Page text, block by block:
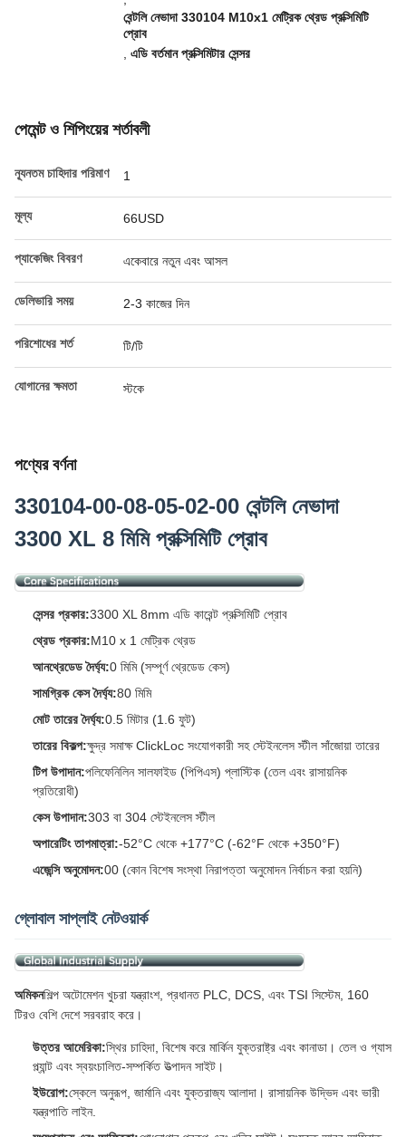
বেন্টলি নেভাদা 330104 M10x1 মেট্রিক থ্রেড প্রক্সিমিটি
প্রোব
এডি বর্তমান প্রক্সিমিটার সেন্সর
পেমেন্ট ও শিপিংয়ের শর্তাবলী
ন্যূনতম চাহিদার পরিমাণ 1
মূল্য 66USD
প্যাকেজিং বিবরণ একেবারে নতুন এবং আসল
ডেলিভারি সময় 2-3 কাজের দিন
পরিশোধের শর্ত টি/টি
যোগানের ক্ষমতা স্টকে
পণ্যের বর্ণনা
330104-00-08-05-02-00 বেন্টলি নেভাদা
3300 XL 8 মিমি প্রক্সিমিটি প্রোব
সেন্সর প্রকার:3300 XL 8mm এডি কারেন্ট প্রক্সিমিটি প্রোব
থ্রেড প্রকার:M10 x 1 মেট্রিক থ্রেড
আনথ্রেডেড দৈর্ঘ্য:0 মিমি (সম্পূর্ণ থ্রেডেড কেস)
সামগ্রিক কেস দৈর্ঘ্য:80 মিমি
মোট তারের দৈর্ঘ্য:0.5 মিটার (1.6 ফুট)
তারের বিকল্প:ক্ষুদ্র সমাক্ষ ClickLoc সংযোগকারী সহ স্টেইনলেস স্টীল সাঁজোয়া তারের
টিপ উপাদান:পলিফেনিলিন সালফাইড (পিপিএস) প্লাস্টিক (তেল এবং রাসায়নিক
প্রতিরোধী)
কেস উপাদান:303 বা 304 স্টেইনলেস স্টীল
অপারেটিং তাপমাত্রা:-52°C থেকে +177°C (-62°F থেকে +350°F)
এজেন্সি অনুমোদন:00 (কোন বিশেষ সংস্থা নিরাপত্তা অনুমোদন নির্বাচন করা হয়নি)
গ্লোবাল সাপ্লাই নেটওয়ার্ক
অমিকনশিল্প অটোমেশন খুচরা যন্ত্রাংশ, প্রধানত PLC, DCS, এবং TSI সিস্টেম, 160
টিরও বেশি দেশে সরবরাহ করে।
উত্তর আমেরিকা:স্থির চাহিদা, বিশেষ করে মার্কিন যুক্তরাষ্ট্র এবং কানাডা। তেল ও গ্যাস
প্ল্যান্ট এবং স্বয়ংচালিত-সম্পর্কিত উত্পাদন সাইট।
ইউরোপ:স্কেলে অনুরূপ, জার্মানি এবং যুক্তরাজ্য আলাদা। রাসায়নিক উদ্ভিদ এবং ভারী
যন্ত্রপাতি লাইন.